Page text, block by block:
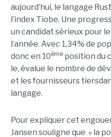
aujourd’hui, le langage
l’index Tiobe. Une
un candidat sérieux pour
l’année. Avec 1,34% de
donc en 10èmeposition du
le, évalue le nombre de
et les fournisseurs
langage.
Pour expliquer cet
Jansen souligne que « la